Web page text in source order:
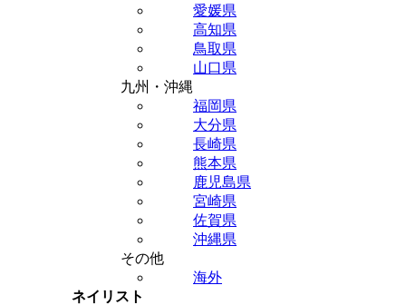
愛媛県
高知県
鳥取県
山口県
九州・沖縄
福岡県
大分県
長崎県
熊本県
鹿児島県
宮崎県
佐賀県
沖縄県
その他
海外
ネイリスト